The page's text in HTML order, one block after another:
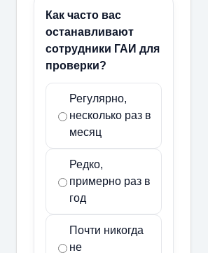
Как часто вас
останавливают
сотрудники ГАИ для
проверки?
Регулярно,
несколько раз в
месяц
Редко,
примерно раз в
год
Почти никогда
не